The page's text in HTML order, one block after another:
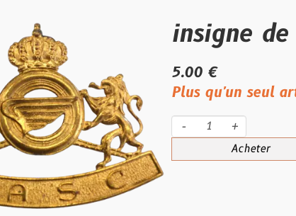
insigne de
5.00 €
Plus qu'un seul article
-